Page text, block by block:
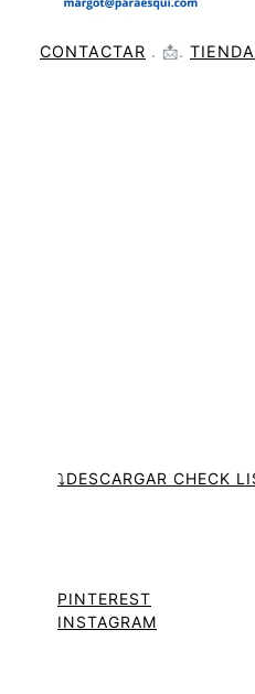
CONTACTAR . 📩. TIENDA
⤵️DESCARGAR CHECK
PINTEREST
INSTAGRAM